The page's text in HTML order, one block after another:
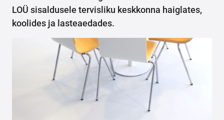
LOÜ sisaldusele tervisliku keskkonna haiglates,
koolides ja lasteaedades.